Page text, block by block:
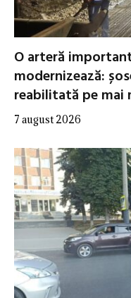
O arteră
modernizează:
reabilitată pe mai
7 august 2026